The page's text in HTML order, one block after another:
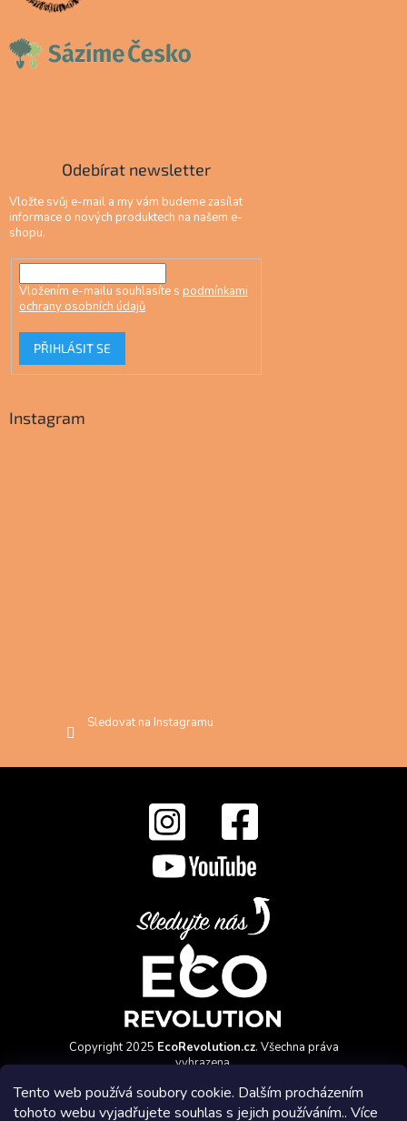
Tento web používá soubory cookie. Dalším procházením
tohoto webu vyjadřujete souhlas s jejich používáním.. Více
Odebírat newsletter
Vložte svůj e-mail a my vám budeme zasílat
informace o nových produktech na našem e-
shopu.
Vložením e-mailu souhlasíte s podmínkami
ochrany osobních údajů
PŘIHLÁSIT SE
Instagram
Sledovat na Instagramu
Copyright 2025 EcoRevolution.cz. Všechna práva
vyhrazena.